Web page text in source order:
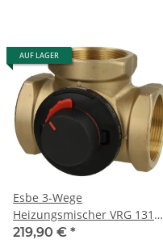
AUF LAGER
Esbe 3-Wege
Heizungsmischer VRG 131
2" IG 11603600 Messing
219,90 € *